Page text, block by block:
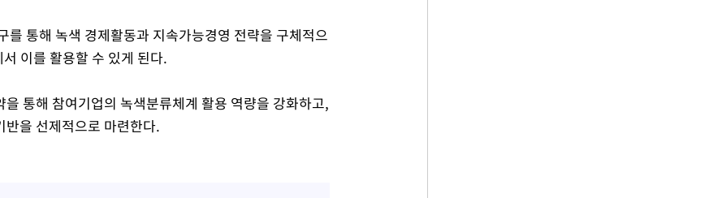
통해 녹색 경제활동과 지속가능경영 전략을 구체적으
이를 활용할 수 있게 된다.
통해 참여기업의 녹색분류체계 활용 역량을 강화하고,
을 선제적으로 마련한다.